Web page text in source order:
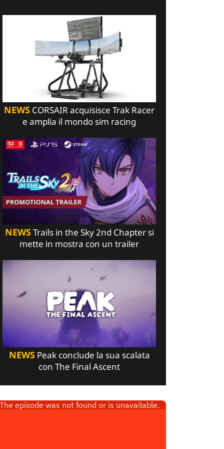
NEWS CORSAIR acquisisce Trak Racer
e amplia il mondo sim racing
NEWSTrails in the Sky 2nd Chapter si
mette in mostra con un trailer
NEWSPeak conclude la sua scalata
con The Final Ascent